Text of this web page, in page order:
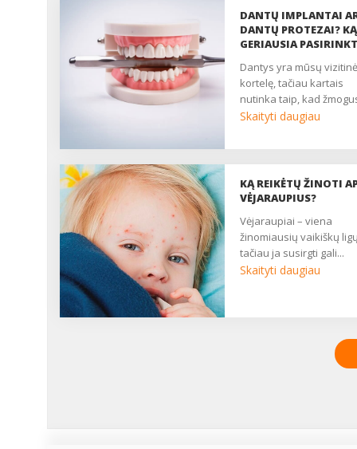
DANTŲ IMPLANTAI
DANTŲ PROTEZAI? KĄ
GERIAUSIA
dantys yra mūsų vizitinė
kortelę, tačiau kartais
nutinka taip, kad
Skaityti daugiau
KĄ REIKĖTŲ ŽINOTI
VĖJARAUPIUS?
vėjaraupiai – viena
žinomiausių vaikiškų
tačiau ja susirgti gali...
Skaityti daugiau